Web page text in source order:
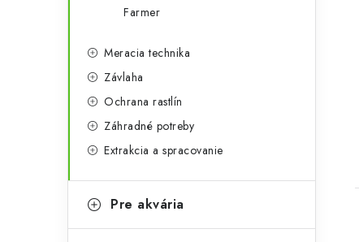
Farmer
Meracia technika
Závlaha
Ochrana rastlín
Záhradné potreby
Extrakcia a spracovanie
Pre akvária